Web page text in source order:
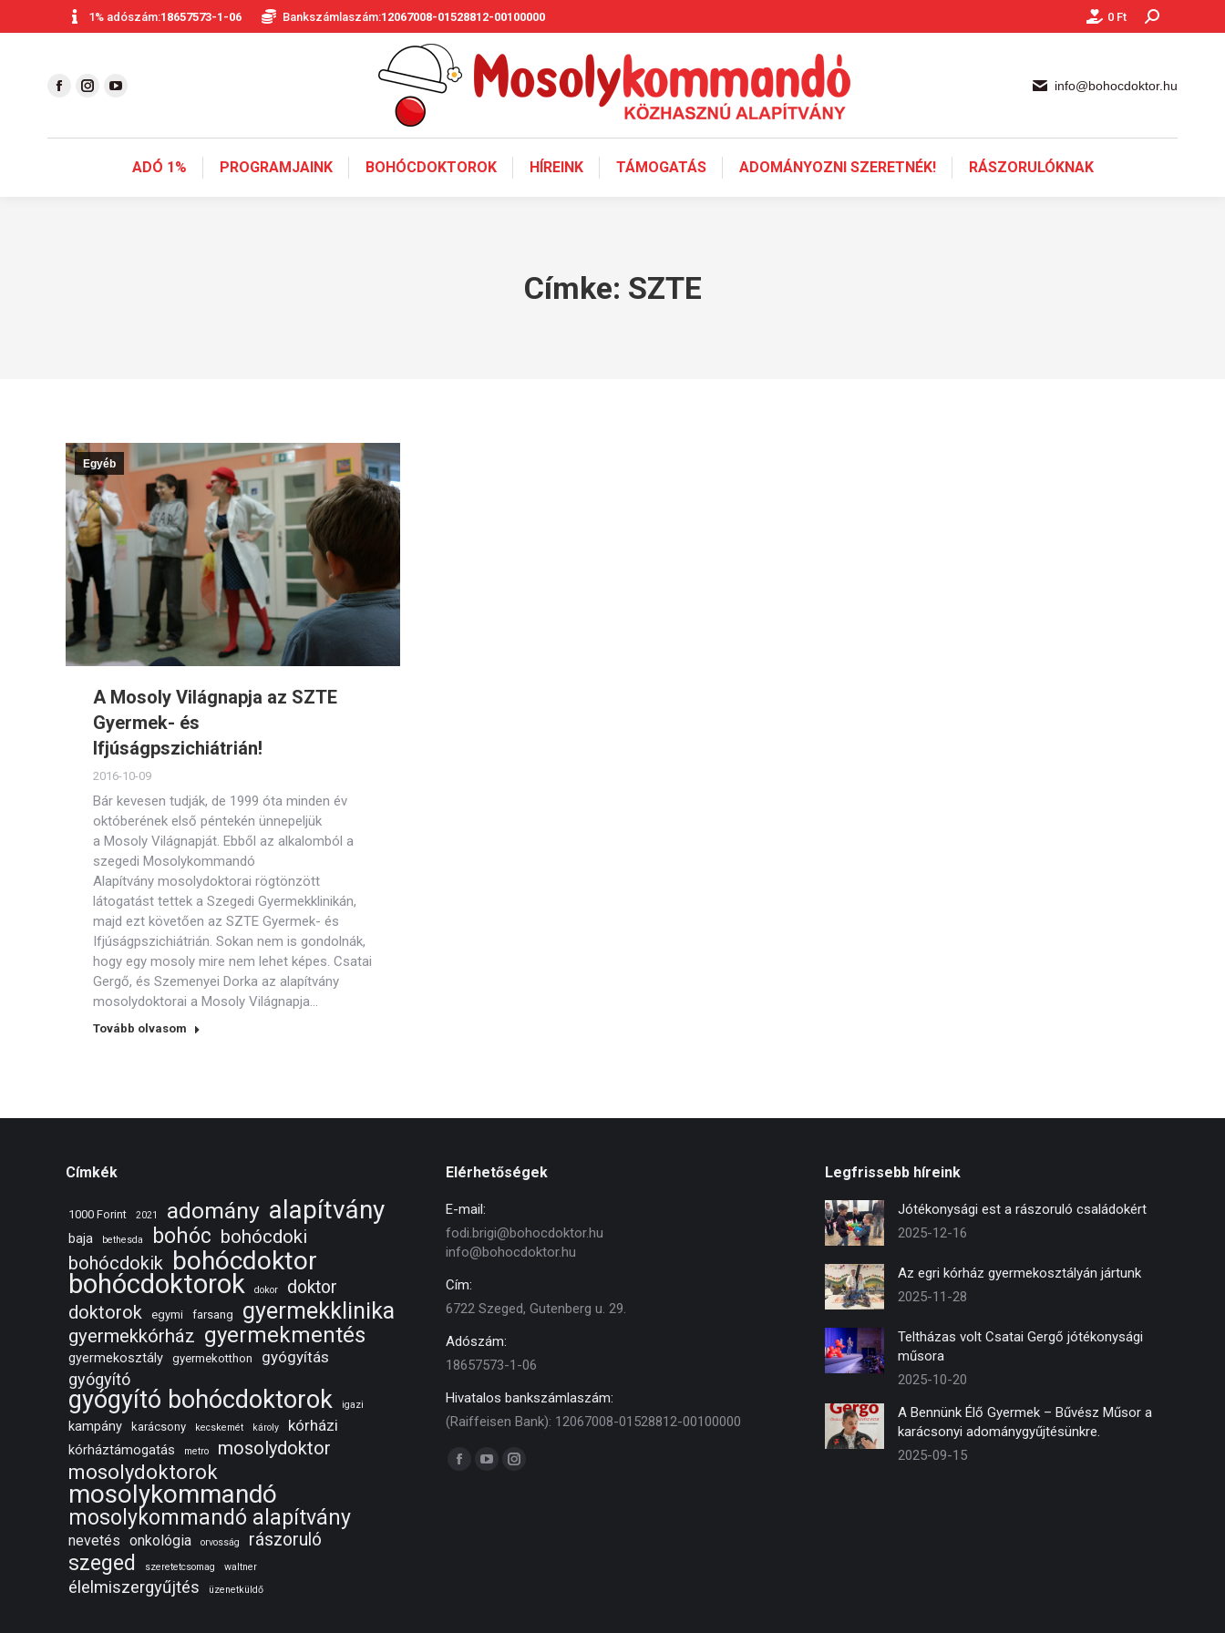
1% adószám:18657573-1-06 Bankszámlaszám:12067008-01528812-00100000 0 Ft Keresés:
info@bohocdoktor.hu
ADÓ 1% PROGRAMJAINK BOHÓCDOKTOROK HÍREINK TÁMOGATÁS ADOMÁNYOZNI SZERETNÉK! RÁSZORULÓKNAK
Címke: SZTE
Egyéb
A Mosoly Világnapja az SZTE
Gyermek- és
Ifjúságpszichiátrián!
2016-10-09
Bár kevesen tudják, de 1999 óta minden év
októberének első péntekén ünnepeljük
a Mosoly Világnapját. Ebből az alkalomból a
szegedi Mosolykommandó
Alapítvány mosolydoktorai rögtönzött
látogatást tettek a Szegedi Gyermekklinikán,
majd ezt követően az SZTE Gyermek- és
Ifjúságpszichiátrián. Sokan nem is gondolnák,
hogy egy mosoly mire nem lehet képes. Csatai
Gergő, és Szemenyei Dorka az alapítvány
mosolydoktorai a Mosoly Világnapja…
Tovább olvasom
Címkék
1000 Forint 2021 adomány alapítvány
baja bethesda bohóc bohócdoki
bohócdokik bohócdoktor
bohócdoktorok dokor doktor
doktorok egymi farsang gyermekklinika
gyermekkórház gyermekmentés
gyermekosztály gyermekotthon gyógyítás
gyógyító
gyógyító bohócdoktorok igazi
kampány karácsony kecskemét károly kórházi
kórháztámogatás metro mosolydoktor
mosolydoktorok
mosolykommandó
mosolykommandó alapítvány
nevetés onkológia orvosság rászoruló
szeged szeretetcsomag waltner
élelmiszergyűjtés üzenetküldő
Elérhetőségek
E-mail:
fodi.brigi@bohocdoktor.hu
info@bohocdoktor.hu
Cím:
6722 Szeged, Gutenberg u. 29.
Adószám:
18657573-1-06
Hivatalos bankszámlaszám:
(Raiffeisen Bank): 12067008-01528812-00100000
Find us on:
Facebook
YouTubeInstagram
Legfrissebb híreink
Jótékonysági est a rászoruló családokért
2025-12-16
Az egri kórház gyermekosztályán jártunk
2025-11-28
Teltházas volt Csatai Gergő jótékonysági
műsora
2025-10-20
A Bennünk Élő Gyermek – Bűvész Műsor a
karácsonyi adománygyűjtésünkre.
2025-09-15